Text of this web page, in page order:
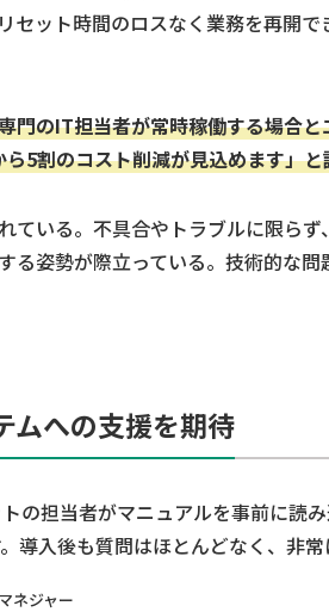
ット時間のロスなく業務を再開
門のIT担当者が常時稼働する場合
5割のコスト削減が見込めます」
ている。不具合やトラブルに限ら
る姿勢が際立っている。技術的な
ムへの支援を期待
トの担当者がマニュアルを事前に読
導入後も質問はほとんどなく、非常
ネジャー